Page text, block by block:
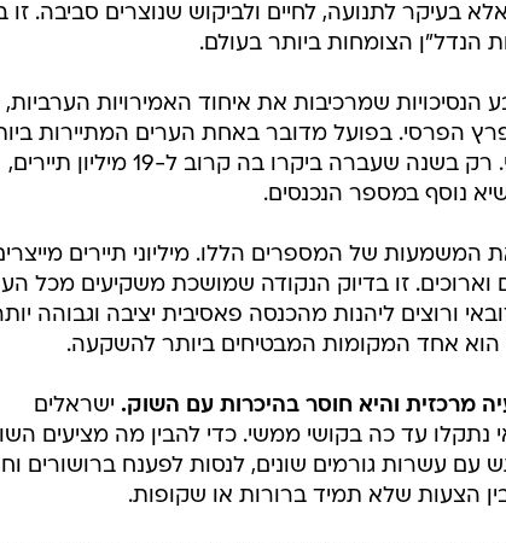
בעיקר לתנועה, לחיים ולביקוש שנוצרים סביבה. זו
הנדל"ן הצומחות ביותר בעולם.
שמרכיבות את איחוד האמירויות הערביות,
הפרסי. בפועל מדובר באחת הערים המתיירות
בעולם שמחפשים דירות למכירה בדובאי. רק בשנה שעברה ביקרו בה קרוב ל-19 מיליון תיירים,
המשמעות של המספרים הללו. מיליוני תיירים
וארוכים. זו בדיוק הנקודה שמושכת משקיעים מכל
ורוצים ליהנות מהכנסה פאסיבית יציבה וגבוהה
הוא אחד המקומות המבטיחים ביותר להשקעה.
מרכזית והיא חוסר בהיכרות עם השוק. ישראלים
נתקלו עד כה בקושי ממשי. כדי להבין מה מציעים
עם עשרות גורמים שונים, לנסות לפענח ברושורים
הצעות שלא תמיד ברורות או שקופות.